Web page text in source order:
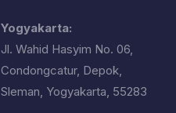
Yogyakarta:
Jl. Wahid Hasyim No. 06,
Condongcatur, Depok,
Sleman, Yogyakarta, 55283